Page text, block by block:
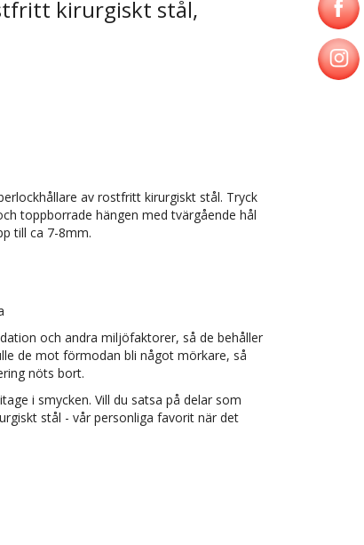
kirurgiskt stål,
av rostfritt kirurgiskt stål. Tryck
toppborrade hängen med tvärgående hål
till ca 7-8mm.
och andra miljöfaktorer, så de behåller
de mot förmodan bli något mörkare, så
nöts bort.
i smycken. Vill du satsa på delar som
stål - vår personliga favorit när det